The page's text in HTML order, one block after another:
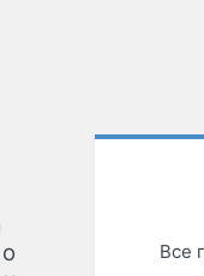
Все